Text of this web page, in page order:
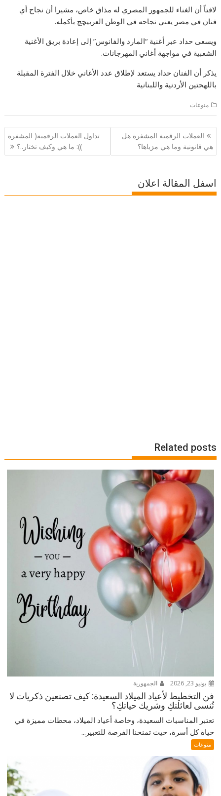
لافتاً أن الغناء للجمهور المصري له مذاق خاص، مشيرا أن نجاح أي
فنان في مصر يعني نجاحه في الوطن العربيچچ بأكمله.
ويسعى حداد عبر أغنية “المارد والفانوس” إلى إعادة بريق الأغنية
الشعبية في مواجهة أغاني المهرجانات.
يذكر أن الفنان حداد يستعد لإطلاق عدد الأغاني خلال الفترة المقبلة
باللهجتين الأردنية واللبنانية
منوعات
تصفّح
المقالات
العملات الرقمية المشفرة هل
هي قانونية وما هي مزياها؟
تداول العملات الرقمية( المشفرة
)): ما هي وكيف تختار..؟
اسفل المقالة اعلان
Related posts
يونيو 23, 2026 الجمهورية
فن التخطيط لأعياد الميلاد السعيدة: كيف تصنعين ذكريات لا
تُنسى لعائلتكِ وشريك حياتكِ؟
تعتبر المناسبات السعيدة، وخاصة أعياد الميلاد، محطات مميزة في
حياة كل أسرة، حيث تمنحنا الفرصة للتعبير...
منوعات